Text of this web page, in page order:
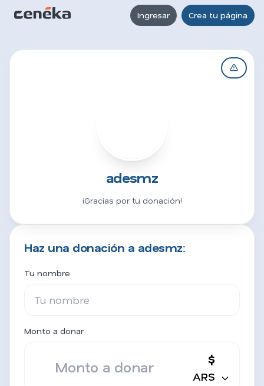
Ingresar Crea tu página
adesmz
¡Gracias por tu donación!
Haz una donación a adesmz:
Tu nombre
Monto a donar
$
ARS